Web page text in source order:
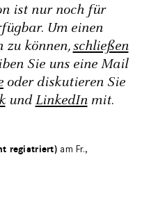
ist nur noch für
Um einen
zu können,schließen
Sie uns eine Mail
oder diskutieren Sie
undLinkedInmit.
registriert) am Fr.,